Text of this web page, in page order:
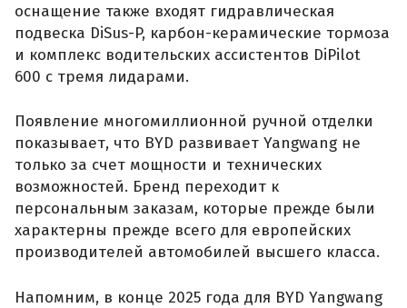
оснащение также входят гидравлическая
подвеска DiSus-P, карбон-керамические тормоза
и комплекс водительских ассистентов DiPilot
600 с тремя лидарами.
Появление многомиллионной ручной отделки
показывает, что BYD развивает Yangwang не
только за счет мощности и технических
возможностей. Бренд переходит к
персональным заказам, которые прежде были
характерны прежде всего для европейских
производителей автомобилей высшего класса.
Напомним, в конце 2025 года для BYD Yangwang